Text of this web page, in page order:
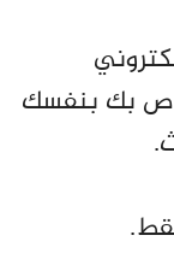
بك بنفسك